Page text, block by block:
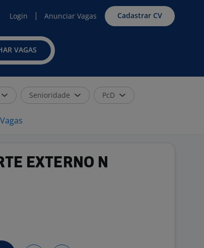
Login Anunciar Vagas Cadastrar CV
VAGAS
Senioridade PcD
EXTERNO N